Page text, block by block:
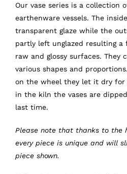
-
€9.990
Our vase series is a collection
earthenware vessels. The
transparent glaze while the
partly left unglazed resulting a
raw and glossy surfaces. They
various shapes and
on the wheel they let it dry for
in the kiln the vases are
last time.
Please note that thanks to the
every piece is unique and will
piece shown.